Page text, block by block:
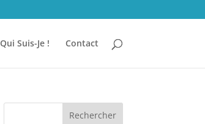
Qui Suis-Je ! Contact